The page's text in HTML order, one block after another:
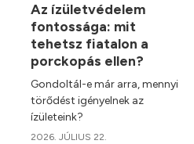
Az ízületvédelem
fontossága: mit
tehetsz fiatalon a
porckopás ellen?
Gondoltál-e már arra, mennyi
törődést igényelnek az
ízületeink?
2026. JÚLIUS 22.